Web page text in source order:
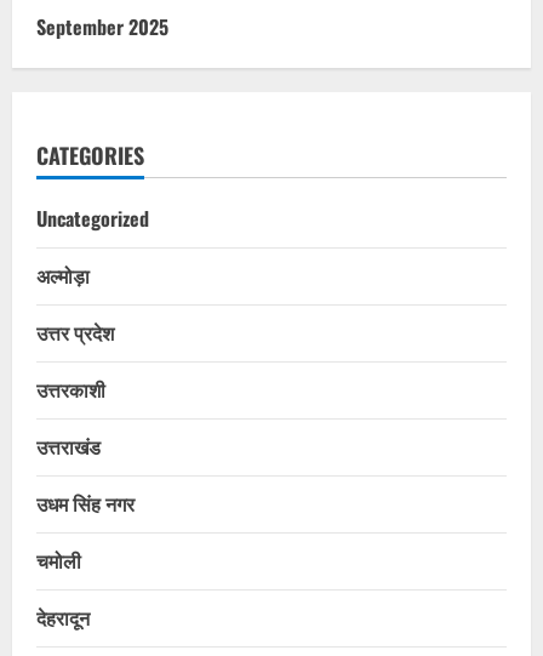
September 2025
CATEGORIES
Uncategorized
अल्मोड़ा
उत्तर प्रदेश
उत्तरकाशी
उत्तराखंड
उधम सिंह नगर
चमोली
देहरादून